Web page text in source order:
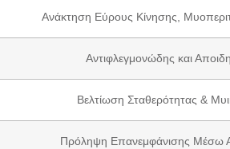
Ανάκτηση Εύρους Κίνησης,
Αντιφλεγμονώδης και
Βελτίωση Σταθερότητας &
Πρόληψη Επανεμφάνισης Μέσω